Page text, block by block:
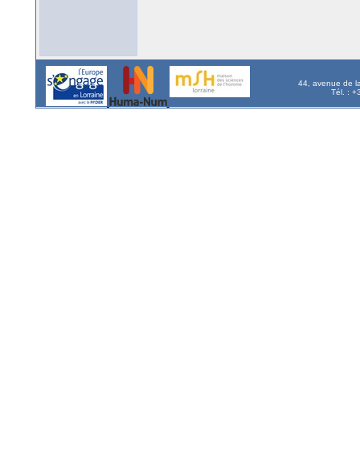
44, avenue de
Tél. :